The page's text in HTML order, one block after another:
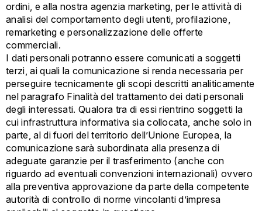
ordini, e alla nostra agenzia marketing, per le attività di
analisi del comportamento degli utenti, profilazione,
remarketing e personalizzazione delle offerte
commerciali.
I dati personali potranno essere comunicati a soggetti
terzi, ai quali la comunicazione si renda necessaria per
perseguire tecnicamente gli scopi descritti analiticamente
nel paragrafo Finalità del trattamento dei dati personali
degli interessati. Qualora tra di essi rientrino soggetti la
cui infrastruttura informativa sia collocata, anche solo in
parte, al di fuori del territorio dell’Unione Europea, la
comunicazione sarà subordinata alla presenza di
adeguate garanzie per il trasferimento (anche con
riguardo ad eventuali convenzioni internazionali) ovvero
alla preventiva approvazione da parte della competente
autorità di controllo di norme vincolanti d’impresa